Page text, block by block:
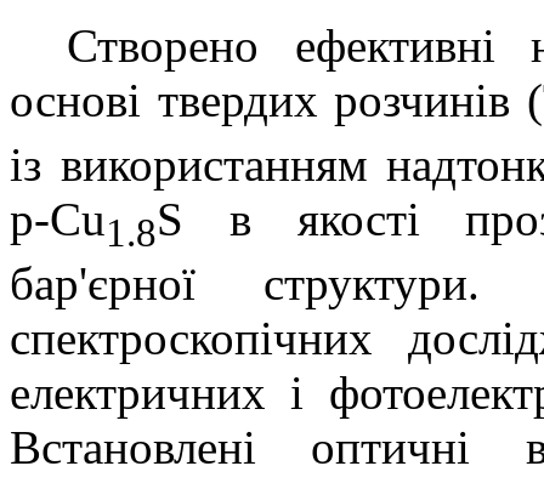
Створено ефективні
основі твердих
із використанням
p-Cu1.8S в якості
бар'єрної
спектроскопічних
електричних і
Встановлені оптичні